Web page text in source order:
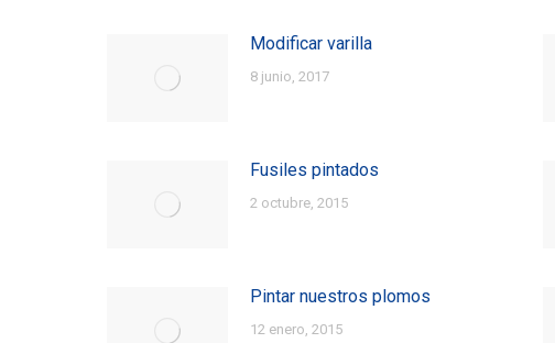
Modificar varilla
8 junio, 2017
Fusiles pintados
2 octubre, 2015
Pintar nuestros plomos
12 enero, 2015